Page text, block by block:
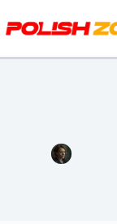
do
treści